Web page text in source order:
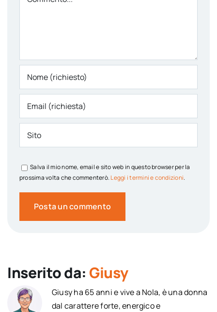
Salva il mio nome, email e sito web in questo browser per la
prossima volta che commenterò. Leggi i termini e condizioni.
Inserito da: Giusy
Giusy ha 65 anni e vive a Nola, è una donna
dal carattere forte, energico e